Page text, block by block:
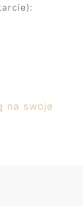
na swoje